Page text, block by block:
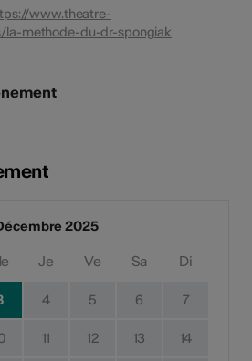
www.theatre-
la-methode-du-dr-spongiak
2025
Je Ve Sa Di
4 5 6 7
11 12 13 14